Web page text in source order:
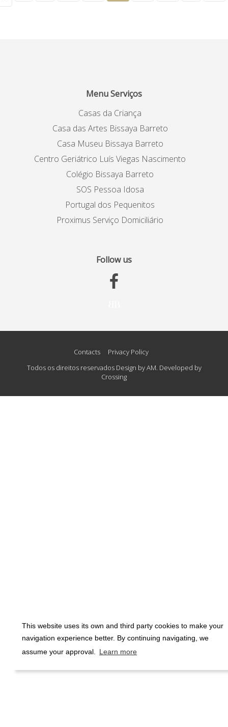
This website uses its own and third party cookies to make your
navigation experience better. By continuing navigating, we
assume your approval.
Learn more
Menu Serviços
Casas da Criança
Casa das Artes Bissaya Barreto
Casa Museu Bissaya Barreto
Centro Geriátrico Luís Viegas Nascimento
Colégio Bissaya Barreto
SOS Pessoa Idosa
Portugal dos Pequenitos
Proximus Serviço Domiciliário
Follow us
Contacts
Privacy Policy
Todos os direitos reservados Design by AM. Developed by
Crossing